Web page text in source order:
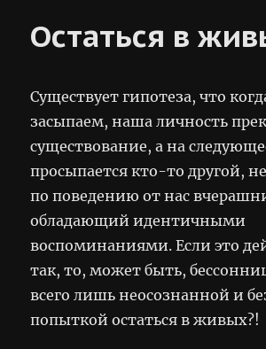
Остаться в
Существует гипотеза, что
засыпаем, наша личность
существование, а на
просыпается кто-то другой,
по поведению от нас
обладающий идентичными
воспоминаниями. Если это
так, то, может быть,
всего лишь неосознанной и
попыткой остаться в живых?!